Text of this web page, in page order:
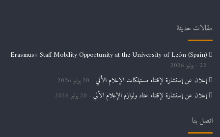
مقالات حديثة
Erasmus+ Staff Mobility Opportunity at the University of León (Spain)
22 يوليو 2026
إعلان عن إستشارة لإقتناء مستهلكات الإعلام الألي 20 يوليو 2026
إعلان عن إستشارة لإقتناء عتاد ولوازم الإعلام الألي 20 يوليو 2026
اتصل بنا